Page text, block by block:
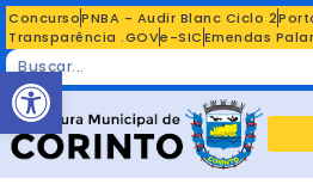
ConcursoPNBA - Audir Blanc Ciclo 2
Transparência .GOVe-SICEmendas
Abrir a barra de ferramentas